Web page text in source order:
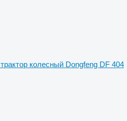
трактор колесный Dongfeng DF 404